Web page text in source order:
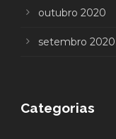
outubro 2020
setembro 2020
Categorias